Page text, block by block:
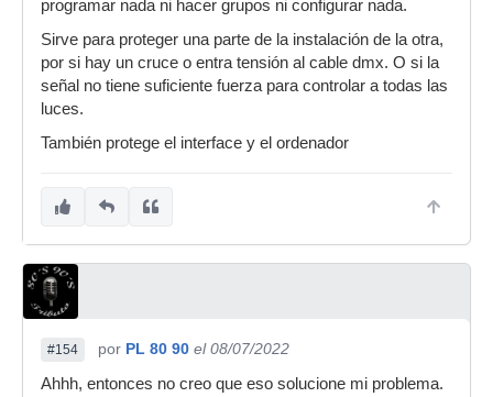
programar nada ni hacer grupos ni configurar nada.
Sirve para proteger una parte de la instalación de la otra,
por si hay un cruce o entra tensión al cable dmx. O si la
señal no tiene suficiente fuerza para controlar a todas las
luces.
También protege el interface y el ordenador
#154 por PL 80 90 el 08/07/2022
Ahhh, entonces no creo que eso solucione mi problema.